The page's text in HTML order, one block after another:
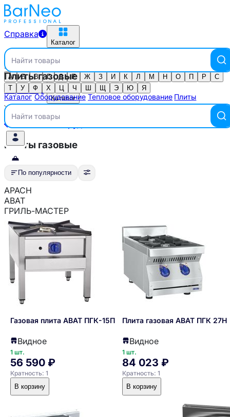
Справка
Каталог
Найти товары
Выберите город
Справка
Каталог
Найти товары
Каталог по алфавиту
А Б В Г Д Е Ж З И К Л М Н О П Р
С
Т
У Ф Х Ц Ч Ш Щ Э Ю Я
Плиты газовые
Каталог Оборудование Тепловое оборудование Плиты
газовые
Тепловое оборудование
Плиты газовые
По популярности
По популярности
Духовка
Товар варочной поверхности
Установка
APACH
ABAT
ГРИЛЬ-МАСТЕР
Газовая плита ABAT ПГК-15П
Видное
1 шт.
56 590 ₽
Кратность: 1
В корзину
Плита газовая ABAT ПГК 27Н
Видное
1 шт.
84 023 ₽
Кратность: 1
В корзину